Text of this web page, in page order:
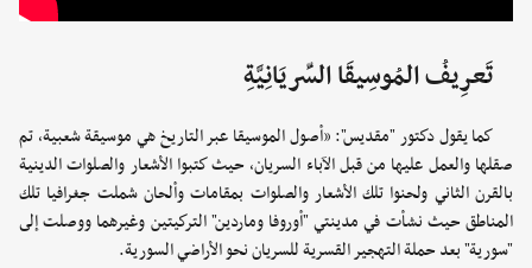
تَعرِيفُ المُوسِيقَا السِّريَانِيَّةِ
كما يقول دكتور "مقديس": «أصول الموسيقا عبر التاريخ هي موسيقة شعبية، تم
صقلها والعمل عليها من قبل الآباء السريان، حيث كتبوا الأشعار والصلوات الدينية
بالقرن الثاني ولحنوا تلك الأشعار والصلوات بمقامات وألحان شملت جغرافيا تلك
المناطق حيث نشأت في مدينتي "أوروفا وماردين" التركيتين وغيرهما ووصلت إلى
"سورية" بعد حملة التهجير القسرية للسريان نحو الأراضي السورية.